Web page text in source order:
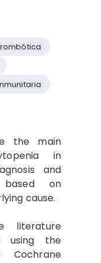
the main
in
and
based on
cause.
literature
using the
Cochrane